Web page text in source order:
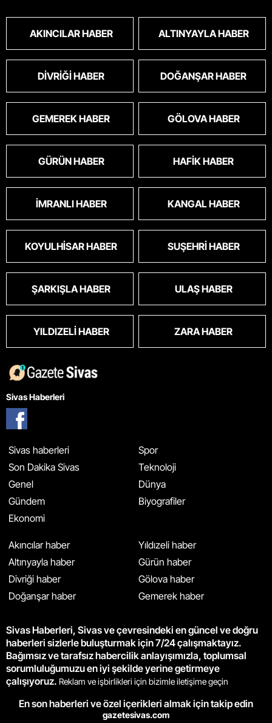
AKINCILAR HABER ALTINYAYLA HABER
DIVRIĞI HABER DOĞANŞAR HABER
GEMEREK HABER GÖLOVA HABER
GÜRÜN HABER HAFIK HABER
İMRANLI HABER KANGAL HABER
KOYULHISAR HABER SUŞEHRI HABER
ŞARKIŞLA HABER ULAŞ HABER
YILDIZELI HABER ZARA HABER
Sivas Haberleri
Sivas haberleri
Son Dakika Sivas
Genel
Gündem
Ekonomi
Spor
Teknoloji
Dünya
Biyografiler
Akıncılar haber
Altınyayla haber
Divriği haber
Doğanşar haber
Yıldızeli haber
Gürün haber
Gölova haber
Gemerek haber
Sivas Haberleri, Sivas ve çevresindeki en güncel ve doğru
haberleri sizlerle buluşturmak için 7/24 çalışmaktayız.
Bağımsız ve tarafsız habercilik anlayışımızla, toplumsal
sorumluluğumuzu en iyi şekilde yerine getirmeye
çalışıyoruz. Reklam ve işbirlikleri için bizimle iletişime geçin
En son haberleri ve özel içerikleri almak için takip edin
gazetesivas.com